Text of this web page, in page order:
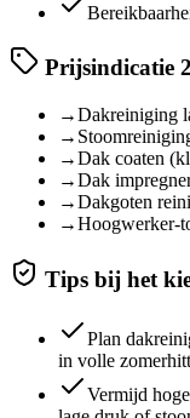
Prijsindicatie
→Dakreiniging
→
→Dak coaten
→Dak
→Dakgoten
→Hoogwerker-
Tips bij het
Plan
in volle
Vermijd